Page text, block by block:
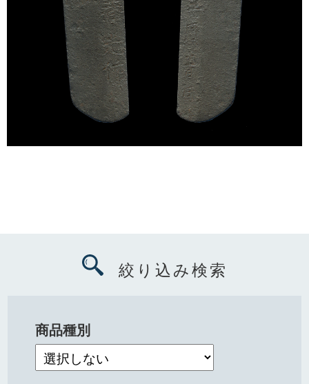
絞り込み検索
商品種別